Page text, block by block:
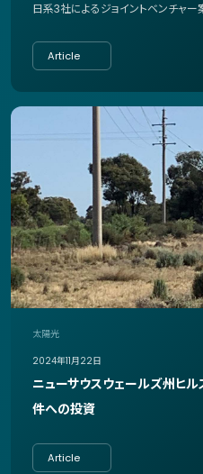
日系3社によるジョイントベンチャー
Article
太陽光
2024年11月22日
ニューサウスウェールズ州ヒ
件への投資
Article